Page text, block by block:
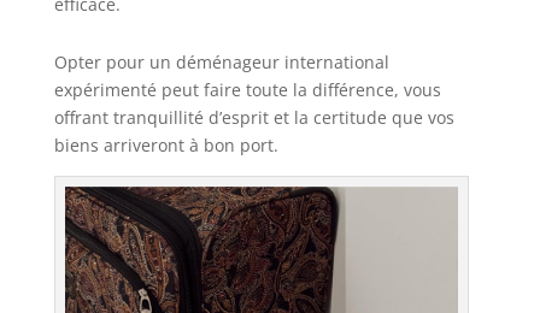
Opter pour un déménageur international
expérimenté peut faire toute la différence, vous
offrant tranquillité d’esprit et la certitude que vos
biens arriveront à bon port.